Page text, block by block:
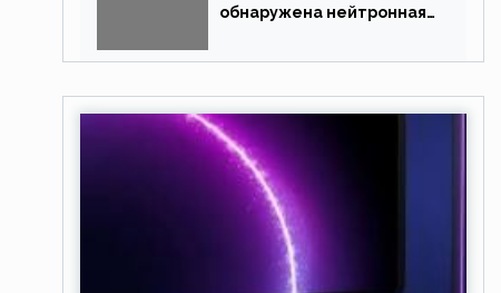
обнаружена нейтронная